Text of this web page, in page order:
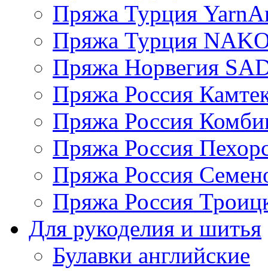
Пряжа Турция
Пряжа Турция
Пряжа Норвегия
Пряжа Россия
Пряжа Россия
Пряжа Россия
Пряжа Россия
Пряжа Россия
Для рукоделия и шитья
Булавки английские